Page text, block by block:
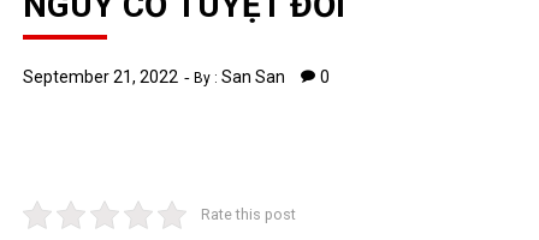
September 21, 2022 By :San San 0
Rate this post